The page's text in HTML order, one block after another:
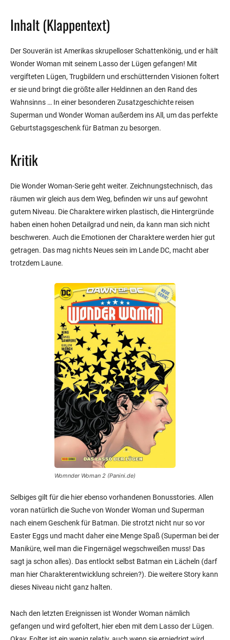
Inhalt (Klappentext)
Der Souverän ist Amerikas skrupelloser Schattenkönig, und er hält
Wonder Woman mit seinem Lasso der Lügen gefangen! Mit
vergifteten Lügen, Trugbildern und erschütternden Visionen foltert
er sie und bringt die größte aller Heldinnen an den Rand des
Wahnsinns … In einer besonderen Zusatzgeschichte reisen
Superman und Wonder Woman außerdem ins All, um das perfekte
Geburtstagsgeschenk für Batman zu besorgen.
Kritik
Die Wonder Woman-Serie geht weiter. Zeichnungstechnisch, das
räumen wir gleich aus dem Weg, befinden wir uns auf gewohnt
gutem Niveau. Die Charaktere wirken plastisch, die Hintergründe
haben einen hohen Detailgrad und nein, da kann man sich nicht
beschweren. Auch die Emotionen der Charaktere werden hier gut
getragen. Das mag nichts Neues sein im Lande DC, macht aber
trotzdem Laune.
Womnder Woman 2 (Panini.de)
Selbiges gilt für die hier ebenso vorhandenen Bonusstories. Allen
voran natürlich die Suche von Wonder Woman und Superman
nach einem Geschenk für Batman. Die strotzt nicht nur so vor
Easter Eggs und macht daher eine Menge Spaß (Superman bei der
Maniküre, weil man die Fingernägel wegschweißen muss! Das
sagt ja schon alles). Das entlockt selbst Batman ein Lächeln (darf
man hier Charakterentwicklung schreien?). Die weitere Story kann
dieses Niveau nicht ganz halten.
Nach den letzten Ereignissen ist Wonder Woman nämlich
gefangen und wird gefoltert, hier eben mit dem Lasso der Lügen.